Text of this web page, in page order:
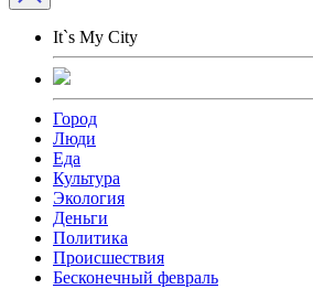
It`s My City
Город
Люди
Еда
Культура
Экология
Деньги
Политика
Происшествия
Бесконечный февраль